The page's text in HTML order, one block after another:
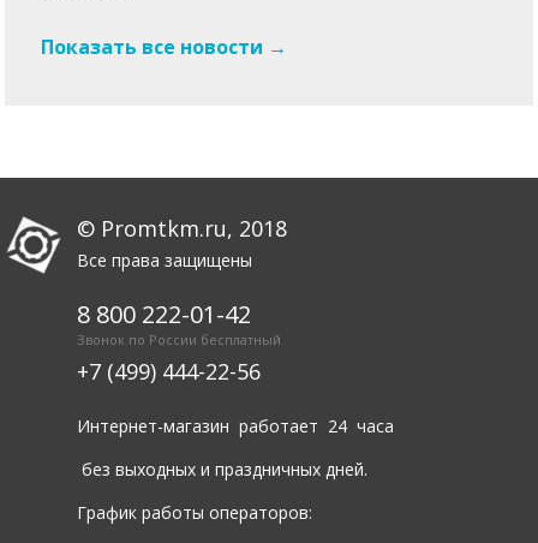
Показать все новости →
© Promtkm.ru, 2018
Все права защищены
8 800 222-01-42
Звонок по России бесплатный
+7 (499) 444-22-56
Интернет-магазин работает 24 часа
без выходных и праздничных дней.
График работы операторов: